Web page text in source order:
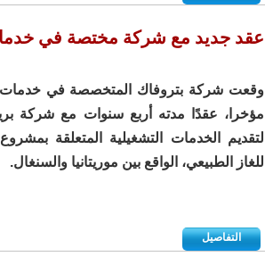
عقد جديد مع شركة مختصة في
وقعت شركة بتروفاك المتخصصة في خدمات
مؤخرا، عقدًا مدته أربع سنوات مع شركة
لتقديم الخدمات التشغيلية المتعلقة
للغاز الطبيعي، الواقع بين موريتانيا والسنغال.
التفاصيل